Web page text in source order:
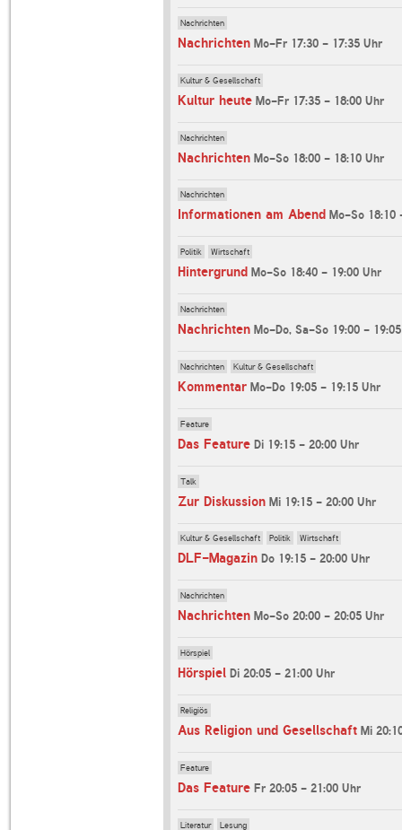
Nachrichten
Nachrichten Mo-Fr 17:30 - 17:35 Uhr
Kultur & Gesellschaft
Kultur heute Mo-Fr 17:35 - 18:00 Uhr
Nachrichten
Nachrichten Mo-So 18:00 - 18:10 Uhr
Nachrichten
Informationen am Abend Mo-So 18:10
Politik Wirtschaft
Hintergrund Mo-So 18:40 - 19:00 Uhr
Nachrichten
Nachrichten Mo-Do, Sa-So 19:00 -
Nachrichten Kultur & Gesellschaft
Kommentar Mo-Do 19:05 - 19:15 Uhr
Feature
Das Feature Di 19:15 - 20:00 Uhr
Talk
Zur Diskussion Mi 19:15 - 20:00 Uhr
Kultur & Gesellschaft Politik Wirtschaft
DLF-Magazin Do 19:15 - 20:00 Uhr
Nachrichten
Nachrichten Mo-So 20:00 - 20:05 Uhr
Hörspiel
Hörspiel Di 20:05 - 21:00 Uhr
Religiös
Aus Religion und Gesellschaft Mi
Feature
Das Feature Fr 20:05 - 21:00 Uhr
Literatur Lesung